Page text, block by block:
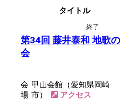
タイトル
終了
第34回 藤井泰和 地歌の
会
会
場
甲山会館（愛知県岡崎
市）